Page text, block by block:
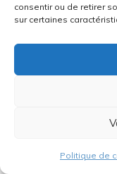
consentir ou de retirer
sur certaines
Politique de
Vous
personnel